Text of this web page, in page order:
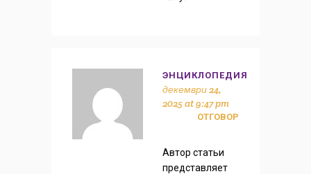
ЭНЦИКЛОПЕДИЯ
декември 24,
2025 at 9:47 pm
ОТГОВОР
Автор статьи
представляет